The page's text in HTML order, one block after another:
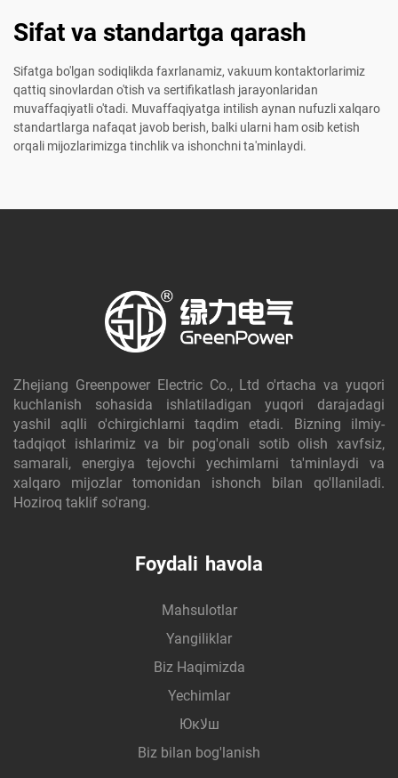
Sifat va standartga qarash
Sifatga bo'lgan sodiqlikda faxrlanamiz, vakuum kontaktorlarimiz
qattiq sinovlardan o'tish va sertifikatlash jarayonlaridan
muvaffaqiyatli o'tadi. Muvaffaqiyatga intilish aynan nufuzli xalqaro
standartlarga nafaqat javob berish, balki ularni ham osib ketish
orqali mijozlarimizga tinchlik va ishonchni ta'minlaydi.
Zhejiang Greenpower Electric Co., Ltd o'rtacha va yuqori
kuchlanish sohasida ishlatiladigan yuqori darajadagi
yashil aqlli o'chirgichlarni taqdim etadi. Bizning ilmiy-
tadqiqot ishlarimiz va bir pog'onali sotib olish xavfsiz,
samarali, energiya tejovchi yechimlarni ta'minlaydi va
xalqaro mijozlar tomonidan ishonch bilan qo'llaniladi.
Hoziroq taklif so'rang.
Foydali havola
Mahsulotlar
Yangiliklar
Biz Haqimizda
Yechimlar
Юкلاш
Biz bilan bog'lanish